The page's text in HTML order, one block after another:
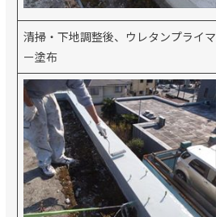
清掃・下地調整後、ウレタンプライマ
ー塗布